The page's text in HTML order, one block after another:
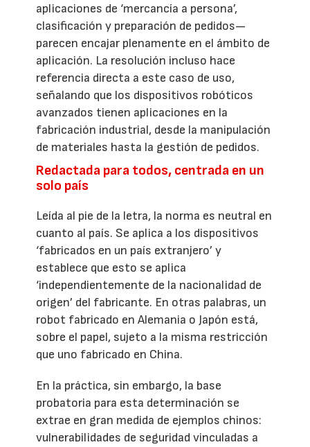
aplicaciones de ‘mercancía a persona’,
clasificación y preparación de pedidos—
parecen encajar plenamente en el ámbito de
aplicación. La resolución incluso hace
referencia directa a este caso de uso,
señalando que los dispositivos robóticos
avanzados tienen aplicaciones en la
fabricación industrial, desde la manipulación
de materiales hasta la gestión de pedidos.
Redactada para todos, centrada en un
solo país
Leída al pie de la letra, la norma es neutral en
cuanto al país. Se aplica a los dispositivos
‘fabricados en un país extranjero’ y
establece que esto se aplica
‘independientemente de la nacionalidad de
origen’ del fabricante. En otras palabras, un
robot fabricado en Alemania o Japón está,
sobre el papel, sujeto a la misma restricción
que uno fabricado en China.
En la práctica, sin embargo, la base
probatoria para esta determinación se
extrae en gran medida de ejemplos chinos:
vulnerabilidades de seguridad vinculadas a